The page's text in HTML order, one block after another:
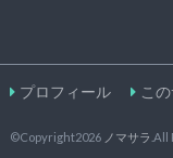
プロフィール こ
©Copyright2026 ノマサラ